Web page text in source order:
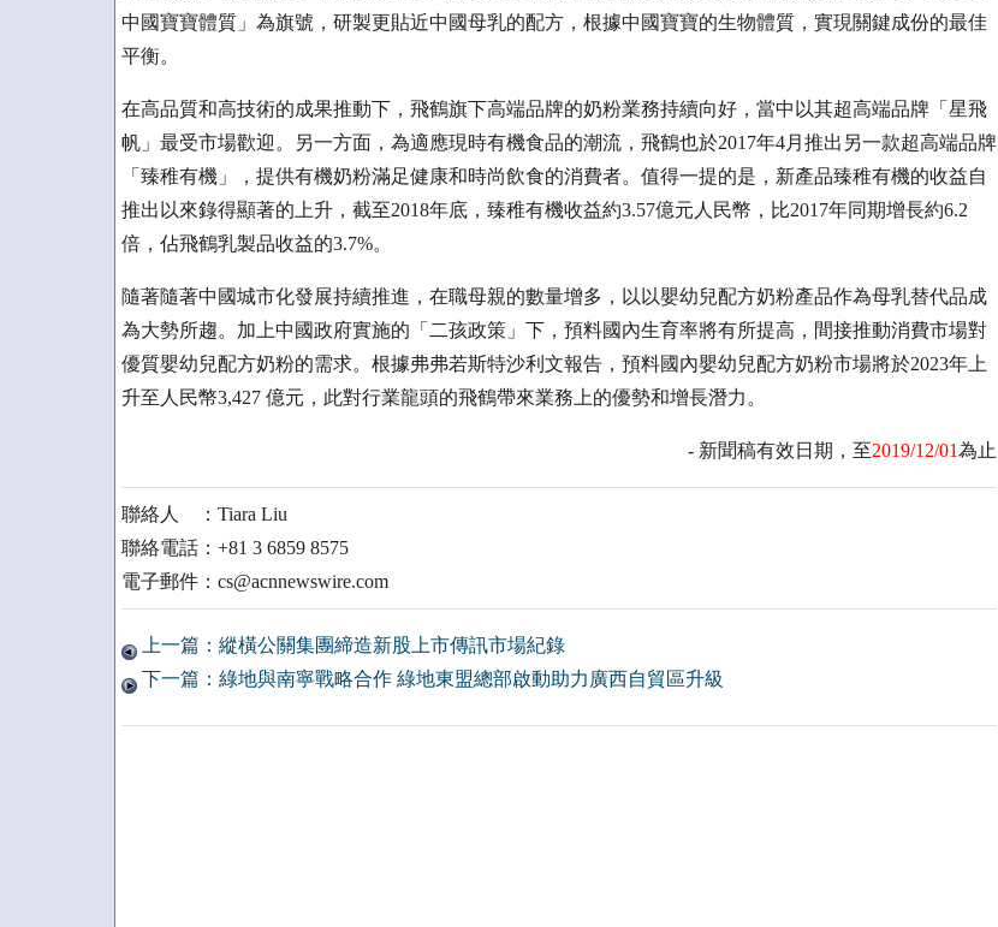
中國寶寶體質」為旗號，研製更貼近中國母乳的配方，根據中國寶寶的生物體質，實現關鍵成份的最佳
平衡。
在高品質和高技術的成果推動下，飛鶴旗下高端品牌的奶粉業務持續向好，當中以其超高端品牌「星飛
帆」最受市場歡迎。另一方面，為適應現時有機食品的潮流，飛鶴也於2017年4月推出另一款超高端品牌
「臻稚有機」，提供有機奶粉滿足健康和時尚飲食的消費者。值得一提的是，新產品臻稚有機的收益自
推出以來錄得顯著的上升，截至2018年底，臻稚有機收益約3.57億元人民幣，比2017年同期增長約6.2
倍，佔飛鶴乳製品收益的3.7%。
隨著隨著中國城市化發展持續推進，在職母親的數量增多，以以嬰幼兒配方奶粉產品作為母乳替代品成
為大勢所趨。加上中國政府實施的「二孩政策」下，預料國內生育率將有所提高，間接推動消費市場對
優質嬰幼兒配方奶粉的需求。根據弗弗若斯特沙利文報告，預料國內嬰幼兒配方奶粉市場將於2023年上
升至人民幣3,427 億元，此對行業龍頭的飛鶴帶來業務上的優勢和增長潛力。
- 新聞稿有效日期，至2019/12/01為止
聯絡人 ：Tiara Liu
聯絡電話：+81 3 6859 8575
電子郵件：cs@acnnewswire.com
上一篇：縱橫公關集團締造新股上市傳訊市場紀錄
下一篇：綠地與南寧戰略合作 綠地東盟總部啟動助力廣西自貿區升級